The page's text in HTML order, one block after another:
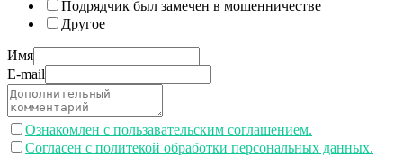
Подрядчик был замечен в мошенничестве
Другое
Имя
E-mail
Ознакомлен с пользавательским соглашением.
Согласен с политекой обработки персональных данных.